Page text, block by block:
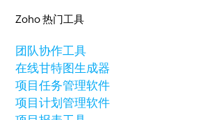
Zoho 热门工具
团队协作工具
在线甘特图生成器
项目任务管理软件
项目计划管理软件